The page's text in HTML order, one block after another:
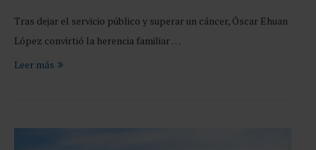
Tras dejar el servicio público y superar un cáncer, Óscar Ehuan
López convirtió la herencia familiar …
Leer más